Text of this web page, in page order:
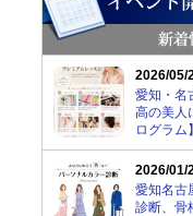
2026/05/
愛知・名
高の美人
ログラム】
2026/01/
愛知名古
診断、骨